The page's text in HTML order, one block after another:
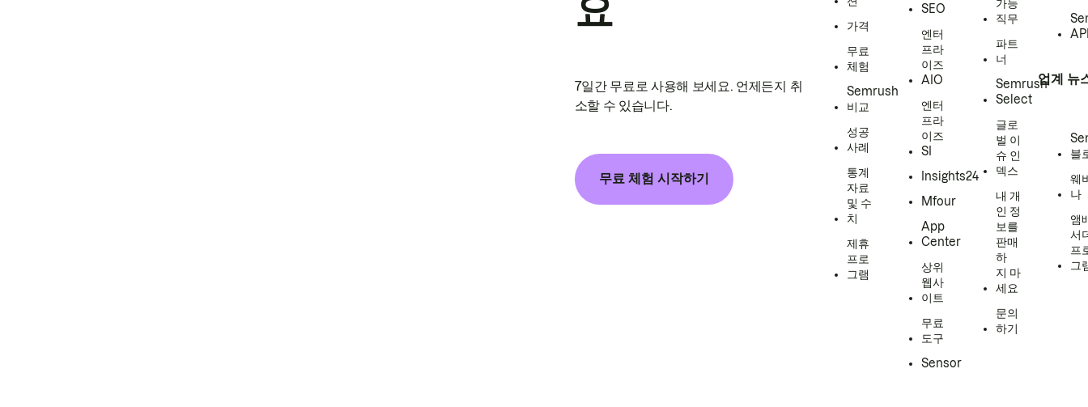
요
7일간 무료로 사용해 보세요. 언제든지 취
소할 수 있습니다.
무료 체험 시작하기
가격
무료
체험
Semrush
비교
성공
사례
통계
자료
및 수
치
제휴
프로
그램
SEO
엔터
프라
이즈
AIO
엔터
프라
이즈
SI
Insights24
Mfour
App
Center
상위
웹사
이트
무료
도구
Sensor
가능
직무
파트
너
Semrush
Select
글로
벌 이
슈 인
덱스
내 개
인 정
보를
판매
하
지 마
세요
문의
하기
업계 뉴
블
웨
나
앰
서
프
그